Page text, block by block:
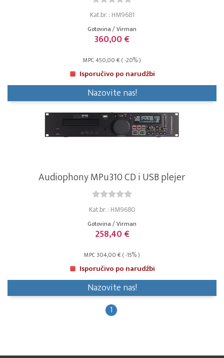
Kat.br. : HM9681
Gotovina / Virman
360,00 €
MPC 450,00 € ( -20% )
Isporučivo po narudžbi
Nazovite nas!
Audiophony MPu310 CD i USB plejer
Kat.br. : HM9680
Gotovina / Virman
258,40 €
MPC 304,00 € ( -15% )
Isporučivo po narudžbi
Nazovite nas!
1